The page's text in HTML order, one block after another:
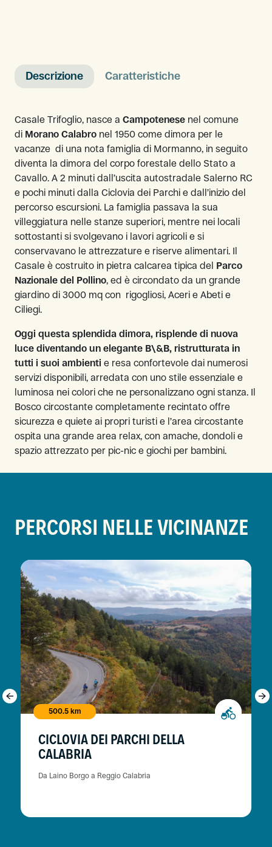
Descrizione Caratteristiche
Casale Trifoglio, nasce a Campotenese nel comune
di Morano Calabro nel 1950 come dimora per le
vacanze di una nota famiglia di Mormanno, in seguito
diventa la dimora del corpo forestale dello Stato a
Cavallo. A 2 minuti dall’uscita autostradale Salerno RC
e pochi minuti dalla Ciclovia dei Parchi e dall’inizio del
percorso escursioni. La famiglia passava la sua
villeggiatura nelle stanze superiori, mentre nei locali
sottostanti si svolgevano i lavori agricoli e si
conservavano le attrezzature e riserve alimentari. Il
Casale è costruito in pietra calcarea tipica del Parco
Nazionale del Pollino, ed è circondato da un grande
giardino di 3000 mq con rigogliosi, Aceri e Abeti e
Ciliegi.
Oggi questa splendida dimora, risplende di nuova
luce diventando un elegante B\&B, ristrutturata in
tutti i suoi ambienti e resa confortevole dai numerosi
servizi disponibili, arredata con uno stile essenziale e
luminosa nei colori che ne personalizzano ogni stanza. Il
Bosco circostante completamente recintato offre
sicurezza e quiete ai propri turisti e l’area circostante
ospita una grande area relax, con amache, dondoli e
spazio attrezzato per pic-nic e giochi per bambini.
PERCORSI NELLE VICINANZE
500.5 km
CICLOVIA DEI PARCHI DELLA
CALABRIA
Da Laino Borgo a Reggio Calabria